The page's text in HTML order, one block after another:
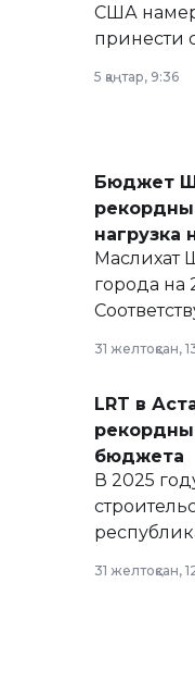
США
принести
5 қаңтар, 9:36
Бюджет
нагрузка
Маслихат
города на
сайте
31 желтоқсан,
LRT в
бюджета
В 2025
31 желтоқсан,